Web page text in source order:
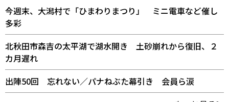
今週末、大潟村で「ひまわりまつり」 ミニ電車など催し
多彩
北秋田市森吉の太平湖で湖水開き 土砂崩れから復旧、２
カ月遅れ
出陣50回 忘れない／パナねぶた幕引き 会員ら涙